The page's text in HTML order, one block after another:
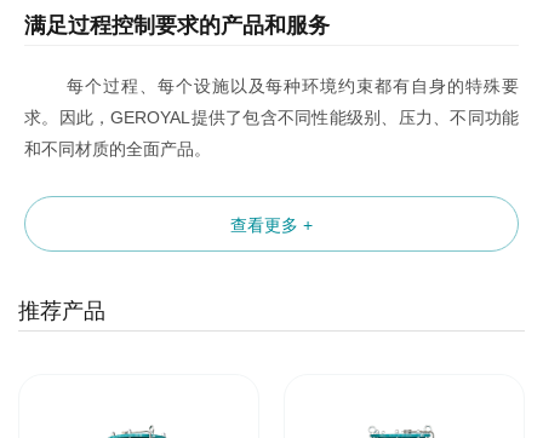
满足过程控制要求的产品和服务
每个过程、每个设施以及每种环境约束都有自身的特殊要
求。因此，GEROYAL提供了包含不同性能级别、压力、不同功能
和不同材质的全面产品。
查看更多 +
推荐产品